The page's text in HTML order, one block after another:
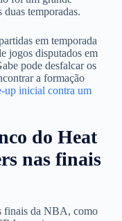
temporadas.
em temporada
jogos disputados em
pode desfalcar os
a formação
up inicial contra um
do Heat
nas finais
finais da NBA, como